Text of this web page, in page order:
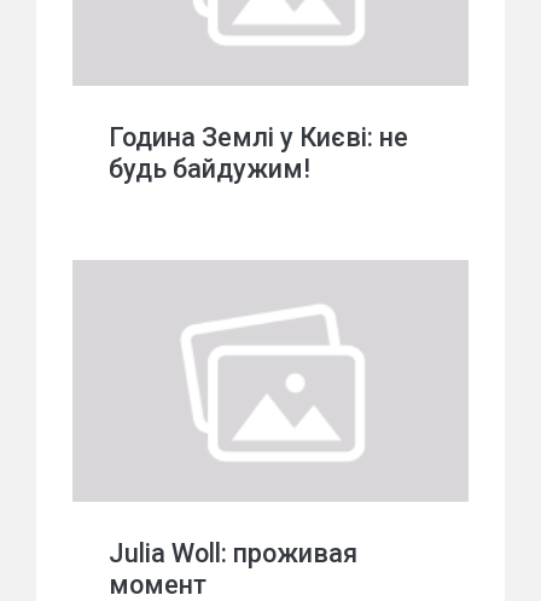
Година Землі у Києві: не
будь байдужим!
Julia Woll: проживая
момент